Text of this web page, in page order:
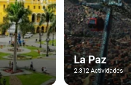
La Paz
2.312 Actividades